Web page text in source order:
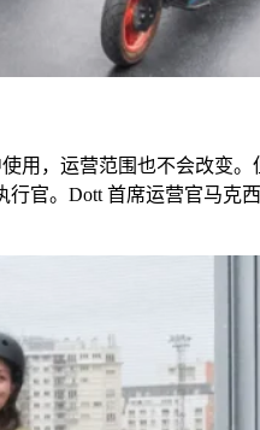
用，运营范围也不会改变。
官。 Dott 首席运营官马克